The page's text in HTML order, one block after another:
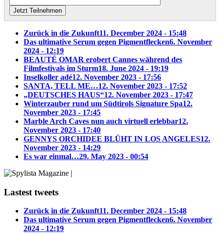
Jetzt Teilnehmen
Zurück in die Zukunft11. December 2024 - 15:48
Das ultimative Serum gegen Pigmentflecken6. November
2024 - 12:19
BEAUTÉ OMAR erobert Cannes während des
Filmfestivals im Sturm18. June 2024 - 19:19
Inselkoller adé12. November 2023 - 17:56
SANTA, TELL ME…12. November 2023 - 17:52
„DEUTSCHES HAUS“12. November 2023 - 17:47
Winterzauber rund um Südtirols Signature Spa12.
November 2023 - 17:45
Marble Arch Caves nun auch virtuell erlebbar12.
November 2023 - 17:40
GENNYS ORCHIDEE BLÜHT IN LOS ANGELES12.
November 2023 - 14:29
Es war einmal…29. May 2023 - 00:54
Lastest tweets
Zurück in die Zukunft11. December 2024 - 15:48
Das ultimative Serum gegen Pigmentflecken6. November
2024 - 12:19